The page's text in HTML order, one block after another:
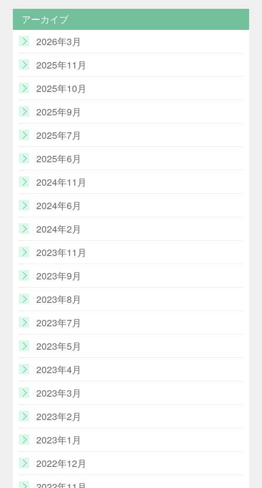
アーカイブ
2026年3月
2025年11月
2025年10月
2025年9月
2025年7月
2025年6月
2024年11月
2024年6月
2024年2月
2023年11月
2023年9月
2023年8月
2023年7月
2023年5月
2023年4月
2023年3月
2023年2月
2023年1月
2022年12月